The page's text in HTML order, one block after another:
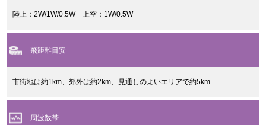
陸上：2W/1W/0.5W 上空：1W/0.5W
飛距離目安
市街地は約1km、郊外は約2km、見通しのよいエリアで約5km
周波数帯